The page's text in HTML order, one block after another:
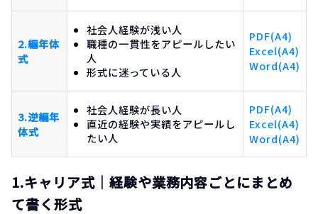
2.編年体
式
社会人経験が浅い人
職種の一貫性をアピールしたい
人
形式に迷っている人
PDF(A4)
Excel(A4)
Word(A4)
3.逆編年
体式
社会人経験が長い人
直近の経験や実績をアピールし
たい人
PDF(A4)
Excel(A4)
Word(A4)
1.キャリア式｜経験や業務内容ごとにまとめ
て書く形式